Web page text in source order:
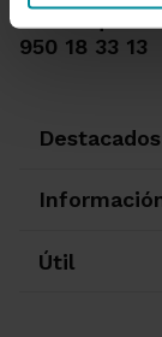
Desbloqueo
950 18 33 13
Destacados
Útil